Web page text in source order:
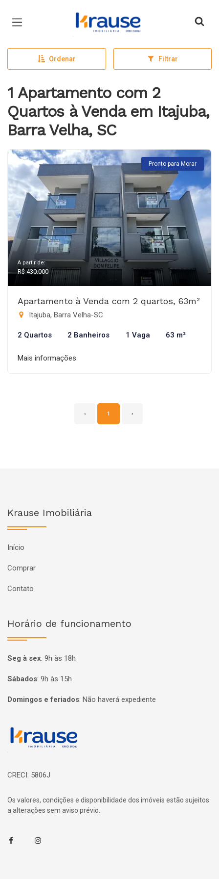
Página inicial
Ordenar Filtrar
1 Apartamento com 2
Quartos à Venda em Itajuba,
Barra Velha, SC
Pronto para Morar
A partir de:
R$ 430.000
Apartamento à Venda com 2 quartos, 63m²
Itajuba, Barra Velha-SC
2 Quartos 2 Banheiros 1 Vaga 63 m²
Mais informações
‹ 1 ›
Krause Imobiliária
Início
Comprar
Contato
Horário de funcionamento
Seg à sex: 9h às 18h
Sábados: 9h às 15h
Domingos e feriados: Não haverá expediente
Página inicial
CRECI: 5806J
Os valores, condições e disponibilidade dos imóveis estão sujeitos
a alterações sem aviso prévio.
FacebookInstagram